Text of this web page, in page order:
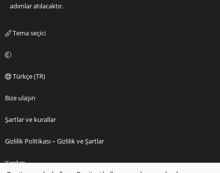
adımlar atılacaktır.
Tema seçici
Türkçe (TR)
Bize ulaşın
Şartlar ve kurallar
Gizlilik Politikası – Gizlilik ve Şartlar
Yardım